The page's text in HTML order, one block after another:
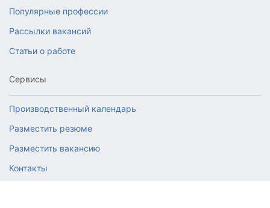
Популярные профессии
Рассылки вакансий
Статьи о работе
Сервисы
Производственный календарь
Разместить резюме
Разместить вакансию
Контакты